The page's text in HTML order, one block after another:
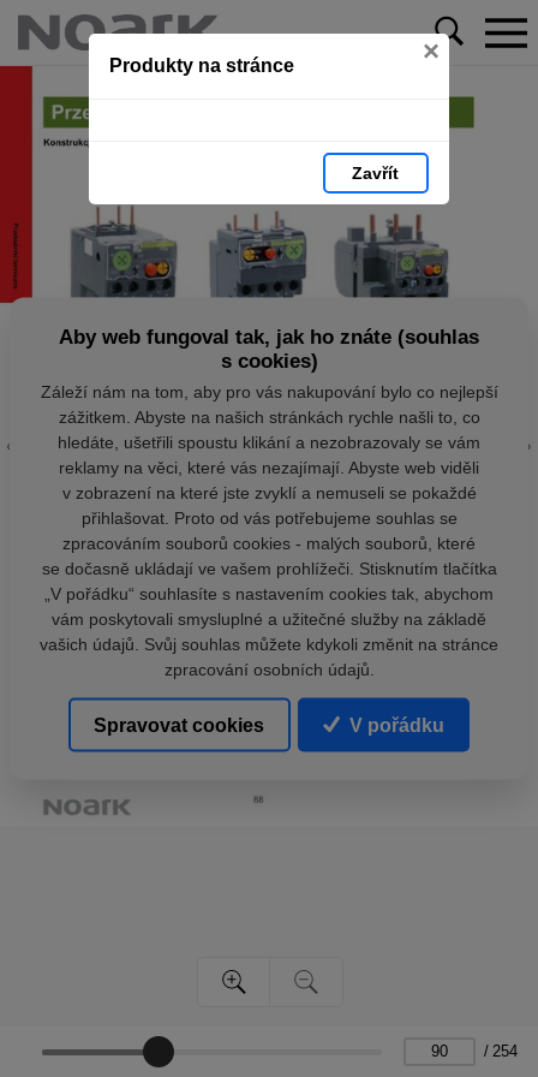
Produkty na stránce ×
Zavřít
/ 254
Aby web fungoval tak, jak ho znáte (souhlas
s cookies)
Záleží nám na tom, aby pro vás nakupování bylo co nejlepší
zážitkem. Abyste na našich stránkách rychle našli to, co
hledáte, ušetřili spoustu klikání a nezobrazovaly se vám
reklamy na věci, které vás nezajímají. Abyste web viděli
v zobrazení na které jste zvyklí a nemuseli se pokaždé
přihlašovat. Proto od vás potřebujeme souhlas se
zpracováním souborů cookies - malých souborů, které
se dočasně ukládají ve vašem prohlížeči. Stisknutím tlačítka
„V pořádku“ souhlasíte s nastavením cookies tak, abychom
vám poskytovali smysluplné a užitečné služby na základě
vašich údajů. Svůj souhlas můžete kdykoli změnit na stránce
zpracování osobních údajů.
Spravovat cookies V pořádku